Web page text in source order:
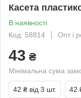
Касета
В наявності
Код: 58814
Опт і
43 ₴
Мінімальна сума
42 ₴ від 3 шт. 42